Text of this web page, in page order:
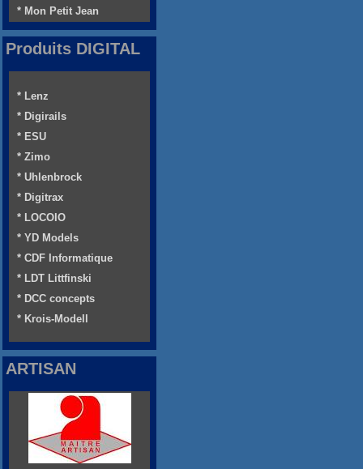
* Mon Petit Jean
Produits DIGITAL
* Lenz
* Digirails
* ESU
* Zimo
* Uhlenbrock
* Digitrax
* LOCOIO
* YD Models
* CDF Informatique
* LDT Littfinski
* DCC concepts
* Krois-Modell
ARTISAN